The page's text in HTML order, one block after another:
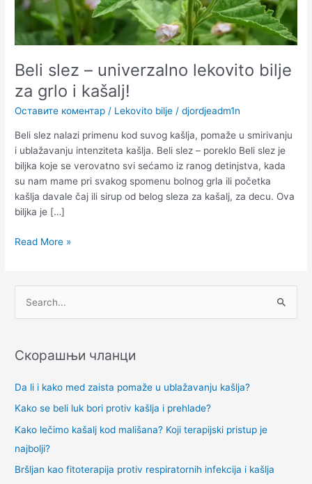
Beli slez – univerzalno lekovito bilje
za grlo i kašalj!
Оставите коментар / Lekovito bilje /djordjeadm1n
Beli slez nalazi primenu kod suvog kašlja, pomaže u smirivanju
i ublažavanju intenziteta kašlja. Beli slez – poreklo Beli slez je
biljka koje se verovatno svi sećamo iz ranog detinjstva, kada
su nam mame pri svakog spomenu bolnog grla ili početka
kašlja davale čaj ili sirup od belog sleza za kašalj, za decu. Ova
biljka je […]
kašalj!
Read More »
т
а
з
а
Скорашњи чланци
Da li i kako med zaista pomaže u ublažavanju kašlja?
Kako se beli luk bori protiv kašlja i prehlade?
Kako lečimo kašalj kod mališana? Koji terapijski pristup je
najbolji?
Bršljan kao fitoterapija protiv respiratornih infekcija i kašlja